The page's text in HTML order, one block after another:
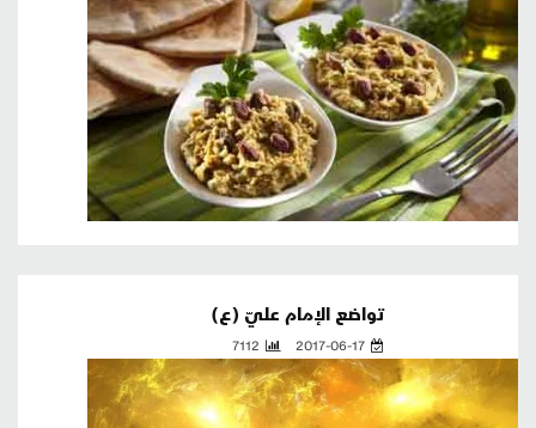
تواضع الإمام عليّ (ع)
2017-06-17
7112